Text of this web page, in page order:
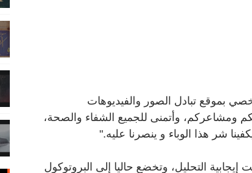
بموقع تبادل الصور والفيديوهات
ومشاعركم، وأتمنى للجميع الشفاء والصحة،
شر هذا الوباء و ينصرنا عليه".
التحليل، وتخضع حاليا إلى البروتوكول